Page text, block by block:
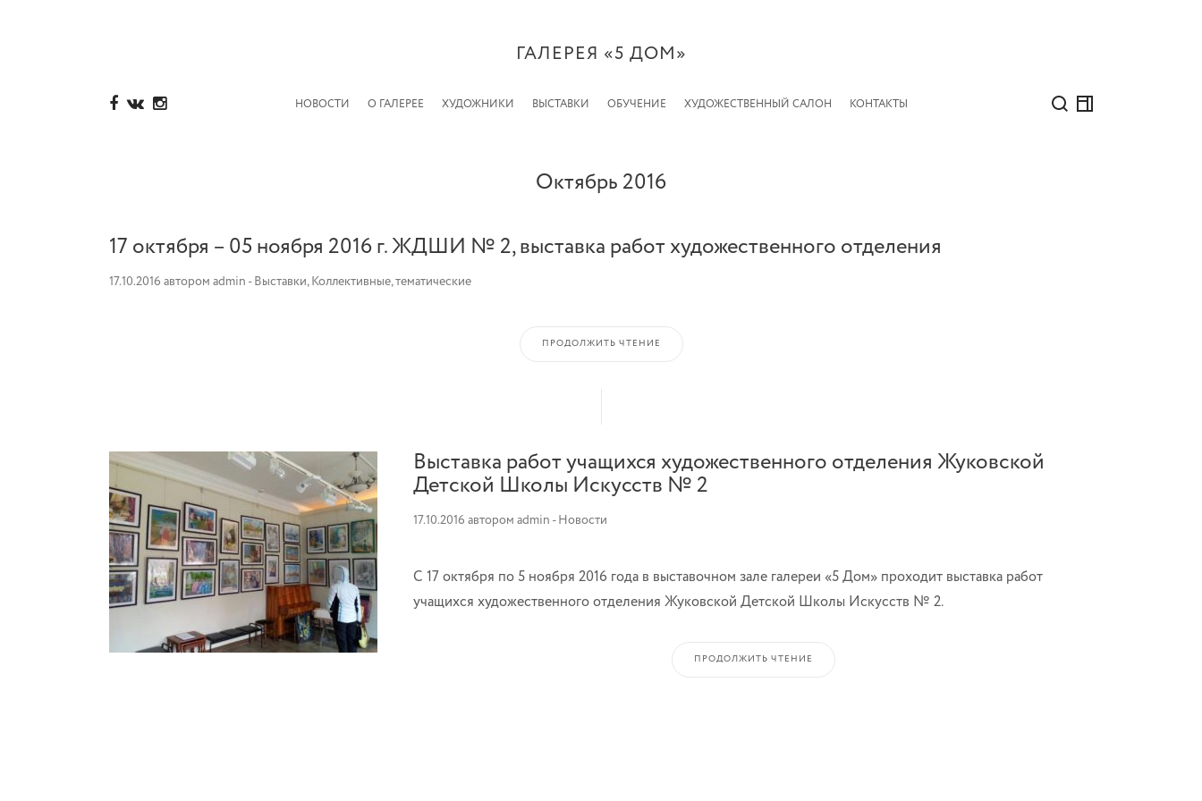
ГАЛЕРЕЯ «5 ДОМ»
НОВОСТИ О ГАЛЕРЕЕ ХУДОЖНИКИ ВЫСТАВКИ ОБУЧЕНИЕ ХУДОЖЕСТВЕННЫЙ САЛОН КОНТАКТЫ
Октябрь 2016
17 октября – 05 ноября 2016 г. ЖДШИ № 2, выставка работ художественного отделения
17.10.2016 автором admin -Выставки,Коллективные, тематические
ПРОДОЛЖИТЬ ЧТЕНИЕ
Выставка работ учащихся художественного отделения Жуковской
Детской Школы Искусств № 2
17.10.2016 автором admin -Новости
С 17 октября по 5 ноября 2016 года в выставочном зале галереи «5 Дом» проходит выставка работ
учащихся художественного отделения Жуковской Детской Школы Искусств № 2.
ПРОДОЛЖИТЬ ЧТЕНИЕ